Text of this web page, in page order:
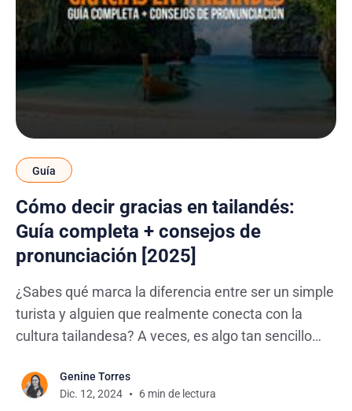
Guía
Cómo decir gracias en tailandés:
Guía completa + consejos de
pronunciación [2025]
¿Sabes qué marca la diferencia entre ser un simple
turista y alguien que realmente conecta con la
cultura tailandesa? A veces, es algo tan sencillo
este artículo, te llevaremos paso a paso por todas
las formas de decir gracias
Genine Torres
Dic. 12, 2024
6 min de lectura